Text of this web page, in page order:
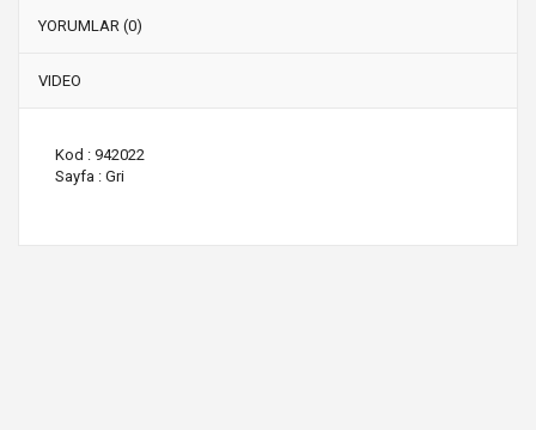
YORUMLAR (0)
VIDEO
Kod : 942022
Sayfa : Gri